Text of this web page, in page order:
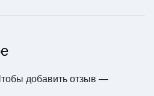
добавить отзыв —